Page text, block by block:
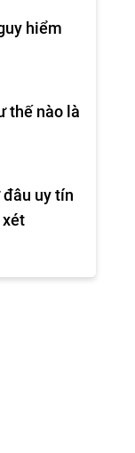
hiểm
thế nào là
đâu uy tín
xét